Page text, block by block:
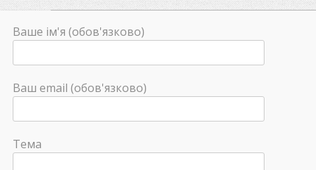
Ваше ім'я (обов'язково)
Ваш email (обов'язково)
Тема